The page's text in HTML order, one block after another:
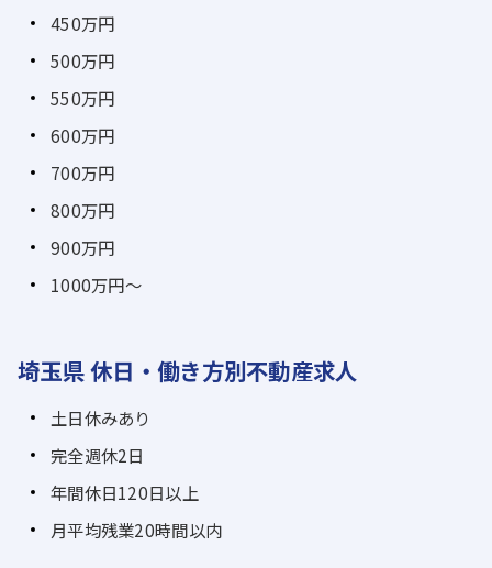
450万円
500万円
550万円
600万円
700万円
800万円
900万円
1000万円～
埼玉県 休日・働き方別不動産求人
土日休みあり
完全週休2日
年間休日120日以上
月平均残業20時間以内